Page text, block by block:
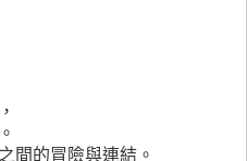
間的冒險與連結。